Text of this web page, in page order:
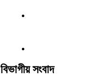
বিভাগীয় সংবাদ